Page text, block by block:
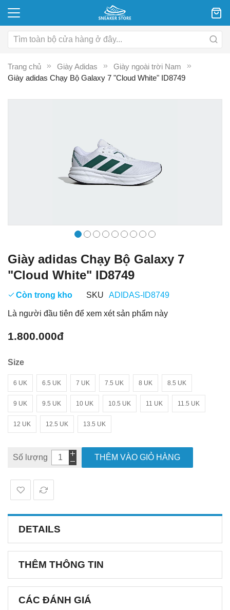
Trang chủ Giày Adidas
Giày ngoài trời Nam
Giày adidas Chạy Bộ Galaxy 7 "Cloud White" ID8749
Giày adidas Chạy Bộ Galaxy 7
"Cloud White" ID8749
Còn trong kho SKU ADIDAS-ID8749
Là người đầu tiên để xem xét sản phẩm này
1.800.000đ
Size
6 UK 6.5 UK 7 UK 7.5 UK 8 UK 8.5 UK
9 UK 9.5 UK 10 UK 10.5 UK 11 UK 11.5 UK
12 UK 12.5 UK 13.5 UK
Số lượng THÊM VÀO GIỎ HÀNG
DETAILS
THÊM THÔNG TIN
CÁC ĐÁNH GIÁ